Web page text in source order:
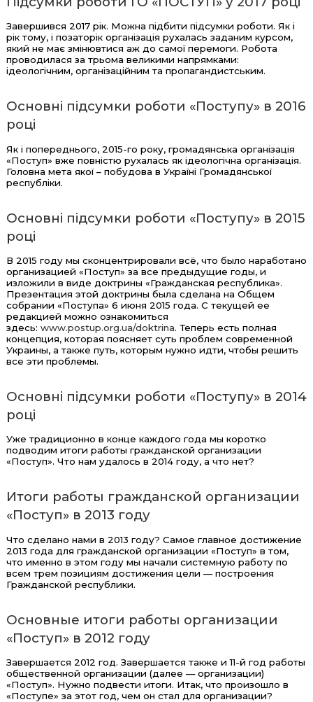
Завершився 2017 рік. Можна підбити підсумки роботи. Як і
рік тому, і позаторік організація рухалась заданим курсом,
який не має змінювтися аж до самої перемоги. Робота
проводилася за трьома великими напрямками:
ідеологічним, організаційним та пропагандистським.
Основні підсумки роботи «Поступу» в 2016
році
Як і попереднього, 2015-го року, громадянська організація
«Поступ» вже повністю рухалась як ідеологічна організація.
Головна мета якої – побудова в Україні Громадянської
республіки.
Основні підсумки роботи «Поступу» в 2015
році
В 2015 году мы сконцентрировали всё, что было наработано
организацией «Поступ» за все предыдущие годы, и
изложили в виде доктрины «Гражданская республика».
Презентация этой доктрины была сделана на Общем
собрании «Поступа» 6 июня 2015 года. С текущей ее
редакцией можно ознакомиться
здесь: www.postup.org.ua/doktrina. Теперь есть полная
концепция, которая поясняет суть проблем современной
Украины, а также путь, которым нужно идти, чтобы решить
все эти проблемы.
Основні підсумки роботи «Поступу» в 2014
році
Уже традиционно в конце каждого года мы коротко
подводим итоги работы гражданской организации
«Поступ». Что нам удалось в 2014 году, а что нет?
Итоги работы гражданской организации
«Поступ» в 2013 году
Что сделано нами в 2013 году? Самое главное достижение
2013 года для гражданской организации «Поступ» в том,
что именно в этом году мы начали системную работу по
всем трем позициям достижения цели — построения
Гражданской республики.
Основные итоги работы организации
«Поступ» в 2012 году
Завершается 2012 год. Завершается также и 11-й год работы
общественной организации (далее — организации)
«Поступ». Нужно подвести итоги. Итак, что произошло в
«Поступе» за этот год, чем он стал для организации?